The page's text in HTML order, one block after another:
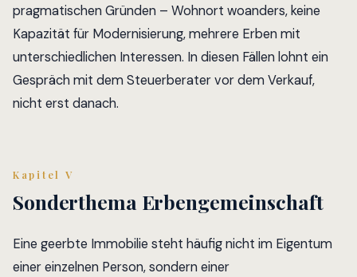
pragmatischen Gründen – Wohnort woanders, keine
Kapazität für Modernisierung, mehrere Erben mit
unterschiedlichen Interessen. In diesen Fällen lohnt ein
Gespräch mit dem Steuerberatervordem Verkauf,
nicht erst danach.
Kapitel V
Sonderthema Erbengemeinschaft
Eine geerbte Immobilie steht häufig nicht im Eigentum
einer einzelnen Person, sondern einer